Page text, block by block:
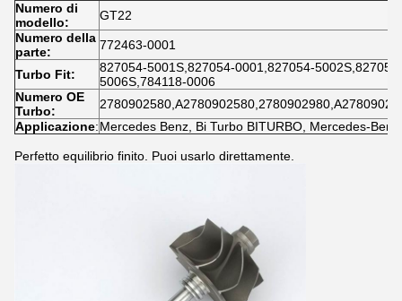
Numero di
modello:
GT22
Numero della
parte:
772463-0001
Turbo Fit:
827054-5001S,827054-0001,827054-
5006S,784118-0006
Numero OE
Turbo:
Applicazione:Mercedes Benz, Bi Turbo BITURBO, Mercedes-
Perfetto equilibrio finito. Puoi usarlo direttamente.